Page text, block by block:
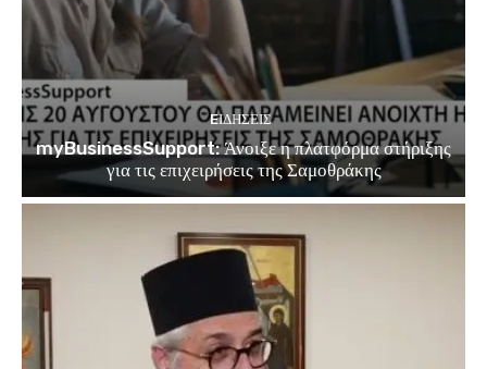
EΙΔΗΣΕΙΣ
myBusinessSupport: Άνοιξε η πλατφόρμα στήριξης
για τις επιχειρήσεις της Σαμοθράκης